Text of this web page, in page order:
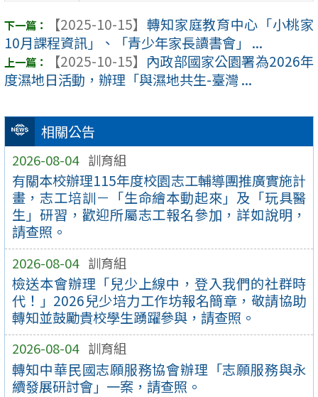
相關公告
2026-08-04 訓育組
有關本校辦理115年度校園志工輔導團推廣實施計
畫，志工培訓－「生命繪本動起來」及「玩具醫
生」研習，歡迎所屬志工報名參加，詳如說明，
請查照。
2026-08-04 訓育組
檢送本會辦理「兒少上線中，登入我們的社群時
代！」2026兒少培力工作坊報名簡章，敬請協助
轉知並鼓勵貴校學生踴躍參與，請查照。
2026-08-04 訓育組
轉知中華民國志願服務協會辦理「志願服務與永
續發展研討會」一案，請查照。
【2025-10-15】 轉知家庭教育中心「小桃家
10月課程資訊」、「青少年家長讀書會」 ...
【2025-10-15】 內政部國家公園署為2026年
度濕地日活動，辦理「與濕地共生-臺灣 ...